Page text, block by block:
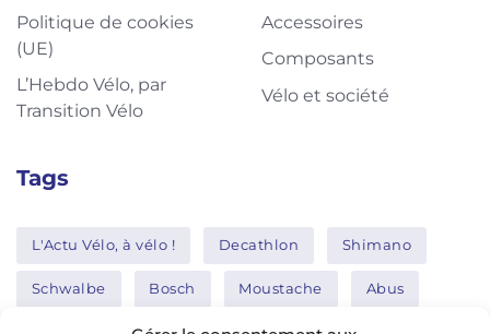
Politique de cookies
(UE)
L’Hebdo Vélo, par
Transition Vélo
Accessoires
Composants
Vélo et société
Tags
L'Actu Vélo, à vélo ! Decathlon Shimano
Schwalbe Bosch Moustache Abus